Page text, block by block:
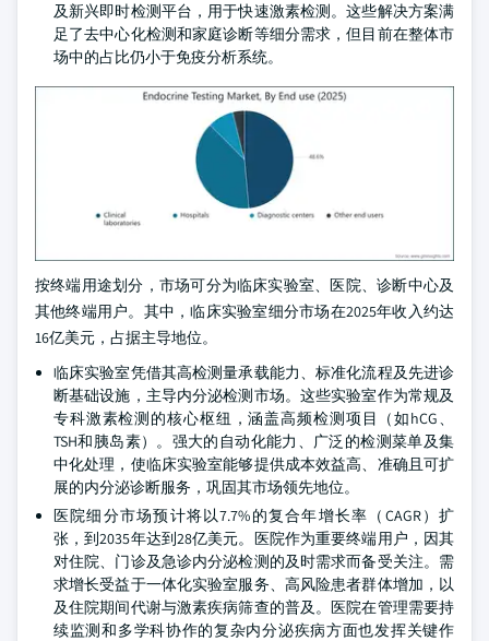
及新兴即时检测平台，用于快速激素检测。这些解决方案满
足了去中心化检测和家庭诊断等细分需求，但目前在整体市
场中的占比仍小于免疫分析系统。
按终端用途划分，市场可分为临床实验室、医院、诊断中心及
其他终端用户。其中，临床实验室细分市场在2025年收入约达
16亿美元，占据主导地位。
临床实验室凭借其高检测量承载能力、标准化流程及先进诊
断基础设施，主导内分泌检测市场。这些实验室作为常规及
专科激素检测的核心枢纽，涵盖高频检测项目（如hCG、
TSH和胰岛素）。强大的自动化能力、广泛的检测菜单及集
中化处理，使临床实验室能够提供成本效益高、准确且可扩
展的内分泌诊断服务，巩固其市场领先地位。
医院细分市场预计将以7.7%的复合年增长率（CAGR）扩
张，到2035年达到28亿美元。医院作为重要终端用户，因其
对住院、门诊及急诊内分泌检测的及时需求而备受关注。需
求增长受益于一体化实验室服务、高风险患者群体增加，以
及住院期间代谢与激素疾病筛查的普及。医院在管理需要持
续监测和多学科协作的复杂内分泌疾病方面也发挥关键作